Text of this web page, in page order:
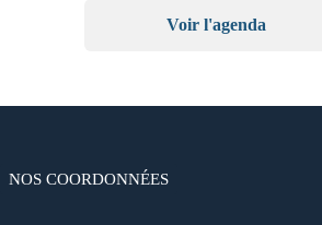
Voir l'agenda
NOS COORDONNÉES